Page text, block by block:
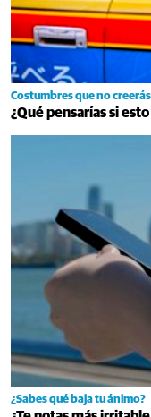
Costumbres que no creerás
¿Qué pensarías si
¿Sabes qué baja tu ánimo?